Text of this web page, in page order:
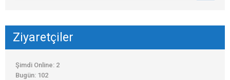
Ziyaretçiler
Şimdi Online: 2
Bugün: 102